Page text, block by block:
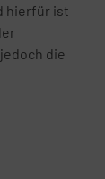
hierfür ist
die